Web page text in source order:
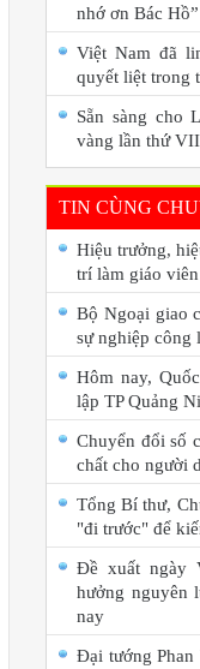
nhớ ơn Bác
Việt Nam đã
quyết liệt trong
Sẵn sàng cho
vàng lần thứ
TIN CÙNG
Hiệu trưởng,
trí làm giáo
Bộ Ngoại giao
sự nghiệp công
Hôm nay,
lập TP Quảng
Chuyển đổi số
chất cho người
Tổng Bí thư,
"đi trước" để
Đề xuất ngày
hưởng nguyên
nay
Đại tướng